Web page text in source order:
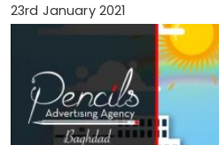
23rd January 2021